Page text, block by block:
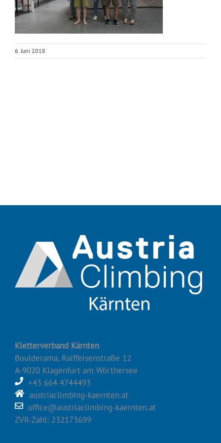
6. Juni 2018
Kletterverband Kärnten
Boulderama, Raiffeisenstraße 12
A-9020 Klagenfurt am Wörthersee
+43 664 4744493
austriaclimbing-kaernten.at
office@austriaclimbing-kaernten.at
ZVR-Zahl: 232173699